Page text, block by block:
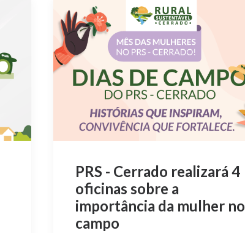
PRS - Cerrado realizará 4
oficinas sobre a
importância da mulher no
campo